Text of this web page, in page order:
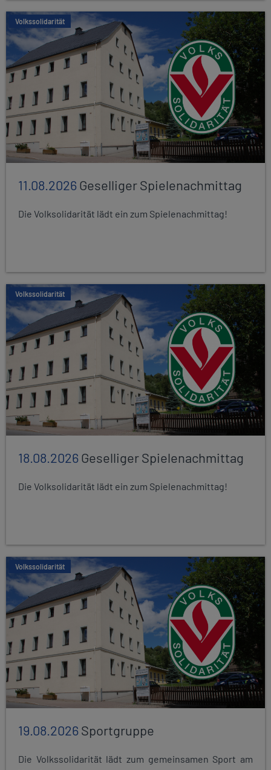
Volkssolidarität
11.08.2026Geselliger Spielenachmittag
Die Volksolidarität lädt ein zum Spielenachmittag!
Volkssolidarität
18.08.2026Geselliger Spielenachmittag
Die Volksolidarität lädt ein zum Spielenachmittag!
Volkssolidarität
19.08.2026Sportgruppe
Die Volkssolidarität lädt zum gemeinsamen Sport am